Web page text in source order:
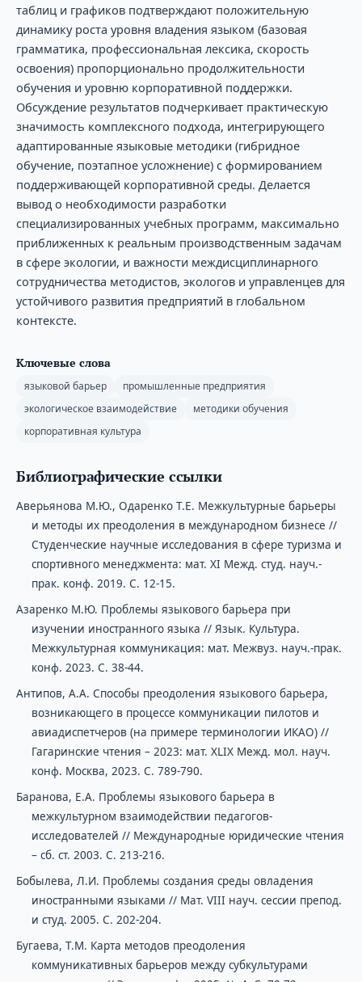
таблиц и графиков подтверждают положительную
динамику роста уровня владения языком (базовая
грамматика, профессиональная лексика, скорость
освоения) пропорционально продолжительности
обучения и уровню корпоративной поддержки.
Обсуждение результатов подчеркивает практическую
значимость комплексного подхода, интегрирующего
адаптированные языковые методики (гибридное
обучение, поэтапное усложнение) с формированием
поддерживающей корпоративной среды. Делается
вывод о необходимости разработки
специализированных учебных программ, максимально
приближенных к реальным производственным задачам
в сфере экологии, и важности междисциплинарного
сотрудничества методистов, экологов и управленцев для
устойчивого развития предприятий в глобальном
контексте.
Ключевые слова
языковой барьер
промышленные предприятия
экологическое взаимодействие
методики обучения
корпоративная культура
Библиографические ссылки
Аверьянова М.Ю., Одаренко Т.Е. Межкультурные барьеры
и методы их преодоления в международном бизнесе //
Студенческие научные исследования в сфере туризма и
спортивного менеджмента: мат. XI Межд. студ. науч.-
прак. конф. 2019. С. 12-15.
Азаренко М.Ю. Проблемы языкового барьера при
изучении иностранного языка // Язык. Культура.
Межкультурная коммуникация: мат. Межвуз. науч.-прак.
конф. 2023. С. 38-44.
Антипов, А.А. Способы преодоления языкового барьера,
возникающего в процессе коммуникации пилотов и
авиадиспетчеров (на примере терминологии ИКАО) //
Гагаринские чтения – 2023: мат. XLIX Межд. мол. науч.
конф. Москва, 2023. С. 789-790.
Баранова, Е.А. Проблемы языкового барьера в
межкультурном взаимодействии педагогов-
исследователей // Международные юридические чтения
– сб. ст. 2003. С. 213-216.
Бобылева, Л.И. Проблемы создания среды овладения
иностранными языками // Мат. VIII науч. сессии препод.
и студ. 2005. С. 202-204.
Бугаева, Т.М. Карта методов преодоления
коммуникативных барьеров между субкультурами